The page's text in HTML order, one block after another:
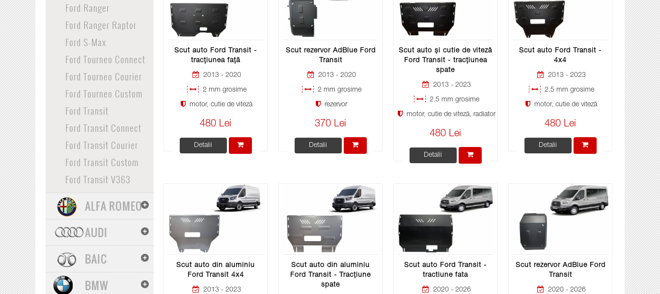
Ford Ranger
Ford Ranger Raptor
Ford S-Max
Ford Tourneo Connect
Ford Tourneo Courier
Ford Tourneo Custom
Ford Transit
Ford Transit Connect
Ford Transit Courier
Ford Transit Custom
Ford Transit V363
ALFA ROMEO
AUDI
BAIC
BMW
Scut auto Ford Transit -
tracțiunea față
2013 - 2020
2 mm grosime
motor, cutie de viteză
480 Lei
Detalii
Scut rezervor AdBlue Ford
Transit
2013 - 2020
2 mm grosime
rezervor
370 Lei
Detalii
Scut auto și cutie de viteză
Ford Transit - tracțiunea
spate
2013 - 2023
2.5 mm grosime
motor, cutie de viteză, radiator
480 Lei
Detalii
Scut auto Ford Transit -
4x4
2013 - 2023
2.5 mm grosime
motor, cutie de viteză
480 Lei
Detalii
Scut auto din aluminiu
Ford Transit 4x4
2013 - 2023
Scut auto din aluminiu
Ford Transit - Tracțiune
spate
Scut auto Ford Transit -
tractiune fata
2020 - 2026
Scut rezervor AdBlue Ford
Transit
2020 - 2026